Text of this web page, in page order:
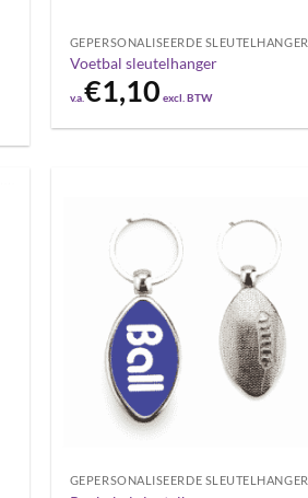
GEPERSONALISEERDE SLEUTELHANGER
Voetbal sleutelhanger
v.a.€1,10 excl. BTW
GEPERSONALISEERDE SLEUTELHANGER